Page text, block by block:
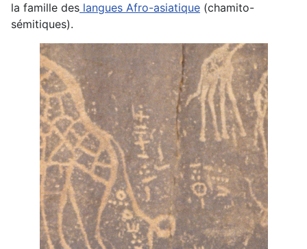
la famille des langues Afro-asiatique (chamito-
sémitiques).